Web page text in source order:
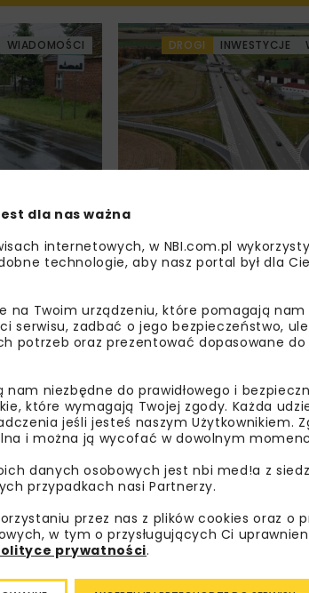
WIADOMOŚCI DROGI INWESTYCJE
na węzłach A4.
oddany
Ruszył przetarg na
węzła Bolesławiec na
dla nas ważna
internetowych, w NBI.com.pl
technologie, aby nasz portal był dla
na Twoim urządzeniu, które pomagają nam
serwisu, zadbać o jego bezpieczeństwo,
potrzeb oraz prezentować dopasowane
nam niezbędne do prawidłowego i
które wymagają Twojej zgody. Każda
jeśli jesteś naszym Użytkownikiem.
i można ją wycofać w dowolnym
danych osobowych jest nbi med!a z
przypadkach nasi Partnerzy.
przez nas z plików cookies oraz o
w tym o przysługujących Ci
prywatności.